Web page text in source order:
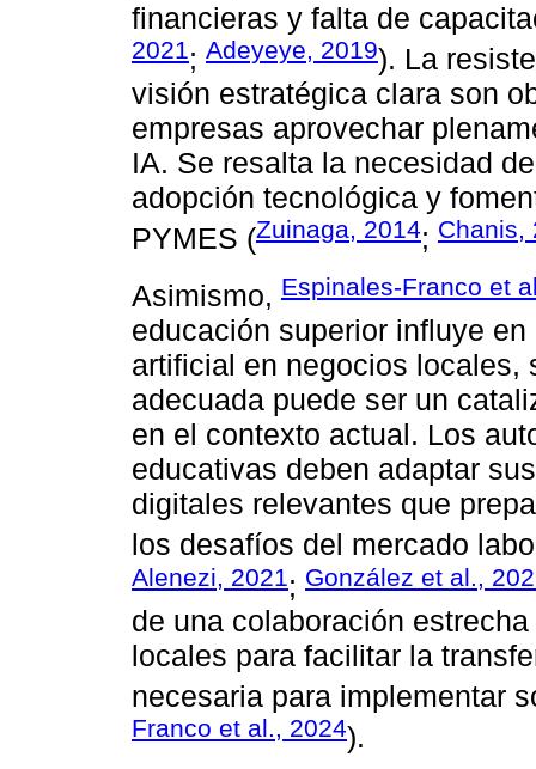
financieras y falta de
2021; Adeyeye, 2019). La
visión estratégica clara son
empresas aprovechar
IA. Se resalta la necesidad
adopción tecnológica y
PYMES (Zuinaga, 2014; Chanis,
Asimismo, Espinales-Franco et
educación superior influye
artificial en negocios locales,
adecuada puede ser un
en el contexto actual. Los
educativas deben adaptar
digitales relevantes que
los desafíos del mercado
Alenezi, 2021 ; González et al.,
de una colaboración
locales para facilitar la
necesaria para implementar
Franco et al., 2024).